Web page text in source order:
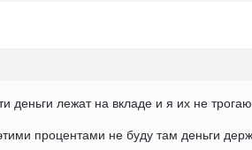
деньги лежат на вкладе и я их не
процентами не буду там деньги